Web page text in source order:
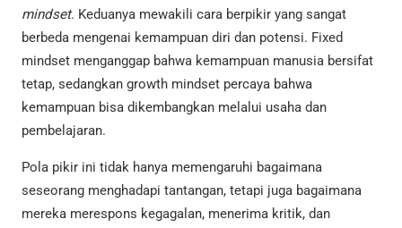
mindset. Keduanya mewakili cara berpikir yang sangat
berbeda mengenai kemampuan diri dan potensi. Fixed
mindset menganggap bahwa kemampuan manusia bersifat
tetap, sedangkan growth mindset percaya bahwa
kemampuan bisa dikembangkan melalui usaha dan
pembelajaran.
Pola pikir ini tidak hanya memengaruhi bagaimana
seseorang menghadapi tantangan, tetapi juga bagaimana
mereka merespons kegagalan, menerima kritik, dan